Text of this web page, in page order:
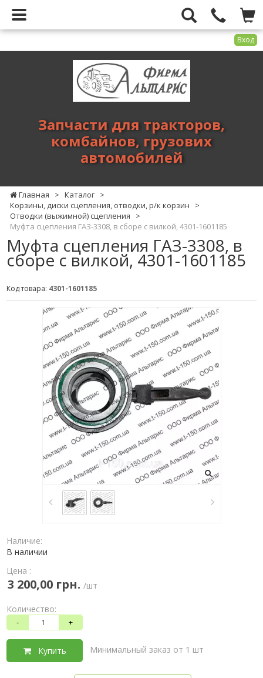
Вход
тракторов,
комбайнов,
Запчасти для тракторов,
комбайнов, грузових
автомобилей
Главная > Каталог >
Корзины, диски сцепления, отводки, р/к корзин
>
Отводки (выжимной) сцепления
>
Муфта сцепления ГАЗ-3308, в сборе с вилкой, 4301-1601185
Муфта сцепления ГАЗ-3308, в
сборе с вилкой, 4301-1601185
Код товара: 4301-1601185
Наличие:
В наличии
Цена :
3 200,00 грн. /шт
Количество:
- +
Купить Минимальный заказ от 1 шт